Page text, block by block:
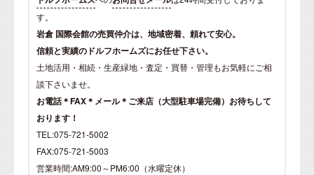
す。
岩倉 国際会館の売買仲介は、地域密着、頼れて安心。
信頼と実績のドルフホームズにお任せ下さい。
土地活用・相続・生産緑地・査定・買替・管理もお気軽にご相
談下さいませ。
お電話＊FAX＊メール＊ご来店（大型駐車場完備）お待ちして
おります！
TEL:075-721-5002
FAX:075-721-5003
営業時間:AM9:00～PM6:00（水曜定休）